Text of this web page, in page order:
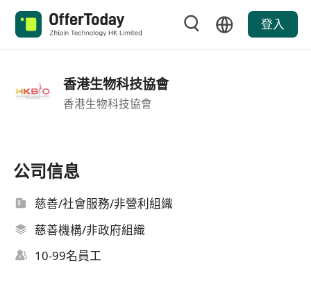
登入
香港生物科技協會
香港生物科技協會
公司信息
慈善/社會服務/非營利組織
慈善機構/非政府組織
10-99名員工